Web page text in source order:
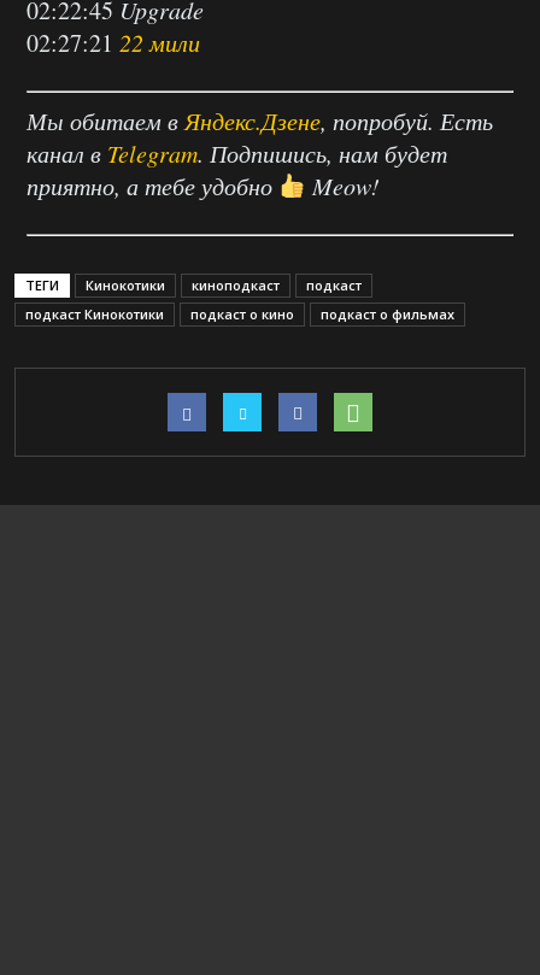
02:22:45 Upgrade
02:27:21 22 мили
Мы обитаем в Яндекс.Дзене, попробуй. Есть
канал в Telegram. Подпишись, нам будет
приятно, а тебе удобно
Meow!
ТЕГИ Кинокотики киноподкаст
подкаст
подкаст Кинокотики
подкаст о кино подкаст о фильмах